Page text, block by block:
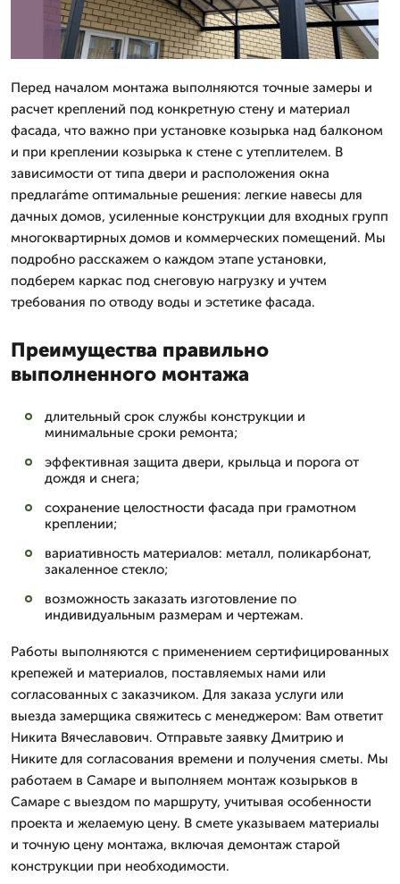
Перед началом монтажа выполняются точные замеры и
расчет креплений под конкретную стену и материал
фасада, что важно при установке козырька над балконом
и при креплении козырька к стене с утеплителем. В
зависимости от типа двери и расположения окна
предлагáme оптимальные решения: легкие навесы для
дачных домов, усиленные конструкции для входных групп
многоквартирных домов и коммерческих помещений. Мы
подробно расскажем о каждом этапе установки,
подберем каркас под снеговую нагрузку и учтем
требования по отводу воды и эстетике фасада.
Преимущества правильно
выполненного монтажа
длительный срок службы конструкции и
минимальные сроки ремонта;
эффективная защита двери, крыльца и порога от
дождя и снега;
сохранение целостности фасада при грамотном
креплении;
вариативность материалов: металл, поликарбонат,
закаленное стекло;
возможность заказать изготовление по
индивидуальным размерам и чертежам.
Работы выполняются с применением сертифицированных
крепежей и материалов, поставляемых нами или
согласованных с заказчиком. Для заказа услуги или
выезда замерщика свяжитесь с менеджером: Вам ответит
Никита Вячеславович. Отправьте заявку Дмитрию и
Никите для согласования времени и получения сметы. Мы
работаем в Самаре и выполняем монтаж козырьков в
Самаре с выездом по маршруту, учитывая особенности
проекта и желаемую цену. В смете указываем материалы
и точную цену монтажа, включая демонтаж старой
конструкции при необходимости.